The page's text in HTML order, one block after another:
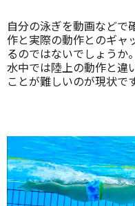
自分の泳ぎを動画などで
作と実際の動作とのギャ
るのではないでしょうか。
水中では陸上の動作と違
ことが難しいのが現状です